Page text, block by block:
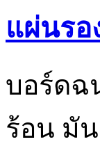
แผ่นร
บอร์ดฉ
ร้อน มั